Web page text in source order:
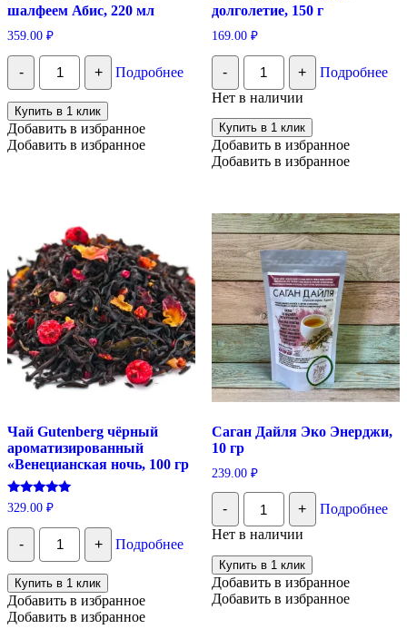
шалфеем Абис, 220 мл
359.00 ₽
-
Количество
Сбитень
Пихтовый
с
шалфеем
Абис,
220
+ Подробнее
Купить в 1 клик
Добавить в избранное
Добавить в избранное
долголетие, 150 г
169.00 ₽
-
Количество
Фиточай
Кавказское
долголетие,
150
г
+
Подробнее
Нет в наличии
Купить в 1 клик
Добавить в избранное
Добавить в избранное
Чай Gutenberg чёрный
ароматизированный
«Венецианская ночь, 100 гр
Оценка
5.00
из 5
329.00 ₽
-
Количество
Чай
Gutenberg
чёрный
ароматизированный
"Венецианская
ночь,
+ Подробнее
Купить в 1 клик
Добавить в избранное
Добавить в избранное
Саган Дайля Эко Энерджи,
10 гр
239.00 ₽
-
Количество
Саган
Дайля
Эко
Энерджи,
10
гр
+
Подробнее
Нет в наличии
Купить в 1 клик
Добавить в избранное
Добавить в избранное